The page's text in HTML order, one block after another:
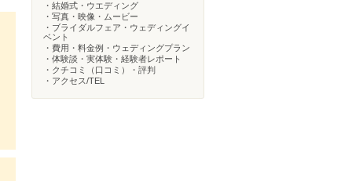
・結婚式・ウエディング
・写真・映像・ムービー
・ブライダルフェア・ウェディングイ
ベント
・費用・料金例・ウェディングプラン
・体験談・実体験・経験者レポート
・クチコミ（口コミ）・評判
・アクセス/TEL